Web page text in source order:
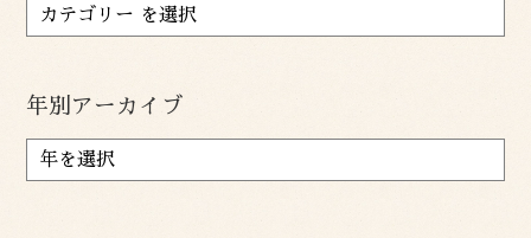
年別アーカイブ
ア
ー